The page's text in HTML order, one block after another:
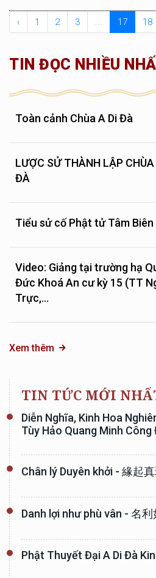
‹ 1 2 3 ... 17 18
TIN ĐỌC NHIỀU
Toàn cảnh Chùa A Di Đà
LƯỢC SỬ THÀNH LẬP CHÙA
ĐÀ
Tiểu sử cố Phật tử Tâm Biên
Video: Giảng tại trường hạ
Đức Khoá An cư kỳ 15 (TT
Trực,...
Xem thêm
TIN TỨC MỚI
Diễn Nghĩa, Kinh Hoa
Tùy Hảo Quang Minh Công
Chân lý Duyên khởi - 緣起
Danh lợi như phù vân - 名
Phật Thuyết Đại A Di Đà